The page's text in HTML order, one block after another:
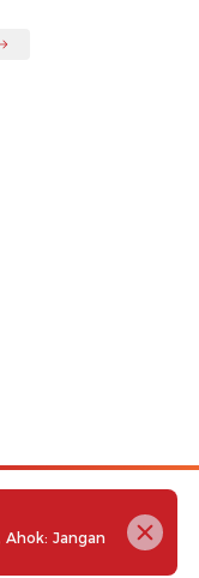
Jangan